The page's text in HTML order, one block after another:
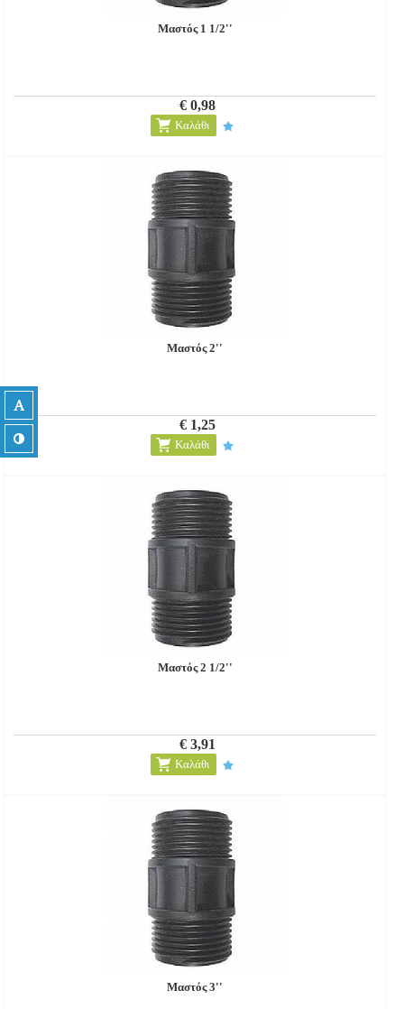
Μαστός 1 1/2''
€ 0,98
Καλάθι
Μαστός 2''
€ 1,25
Καλάθι
Μαστός 2 1/2''
€ 3,91
Καλάθι
Μαστός 3''